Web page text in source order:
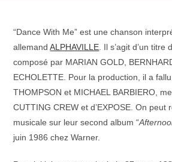
“Dance With Me” est une chanson
allemandALPHAVILLE . Il s’agit d’un titre
composé par MARIAN GOLD,
ECHOLETTE. Pour la production, il a
THOMPSON et MICHAEL BARBIERO,
CUTTING CREW et d’EXPOSE. On peut
musicale sur leur second album “
juin 1986 chez Warner.